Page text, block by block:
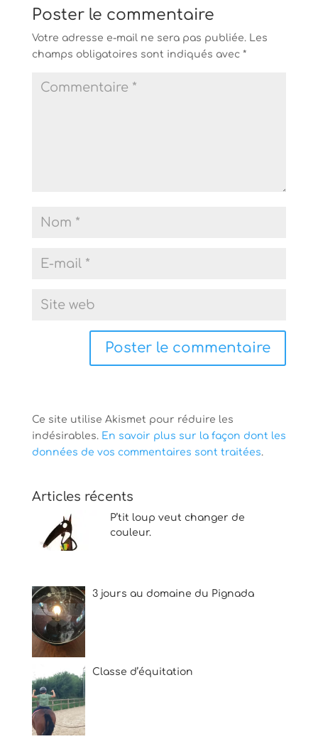
Poster le commentaire
Votre adresse e-mail ne sera pas publiée. Les
champs obligatoires sont indiqués avec *
Ce site utilise Akismet pour réduire les
indésirables. En savoir plus sur la façon dont les
données de vos commentaires sont traitées.
Articles récents
P’tit loup veut changer de
couleur.
3 jours au domaine du Pignada
Classe d’équitation